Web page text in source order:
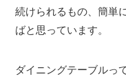
続けられるもの、簡単
ばと思っています。
ダイニングテーブルっ